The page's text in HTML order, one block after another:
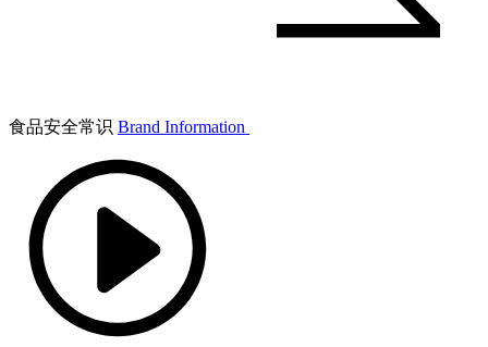
食品安全常识 Brand Information